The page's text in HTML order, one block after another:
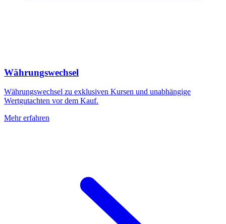
Währungswechsel
Währungswechsel zu exklusiven Kursen und unabhängige
Wertgutachten vor dem Kauf.
Mehr erfahren